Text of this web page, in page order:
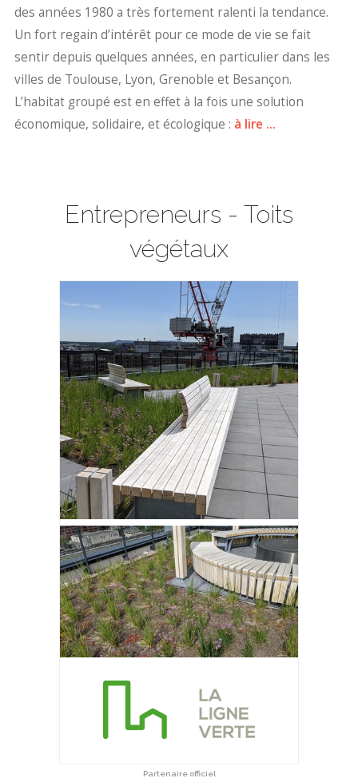
des années 1980 a très fortement ralenti la tendance.
Un fort regain d’intérêt pour ce mode de vie se fait
sentir depuis quelques années, en particulier dans les
villes de Toulouse, Lyon, Grenoble et Besançon.
L’habitat groupé est en effet à la fois une solution
économique, solidaire, et écologique : à lire ...
Entrepreneurs - Toits
végétaux
Partenaire officiel